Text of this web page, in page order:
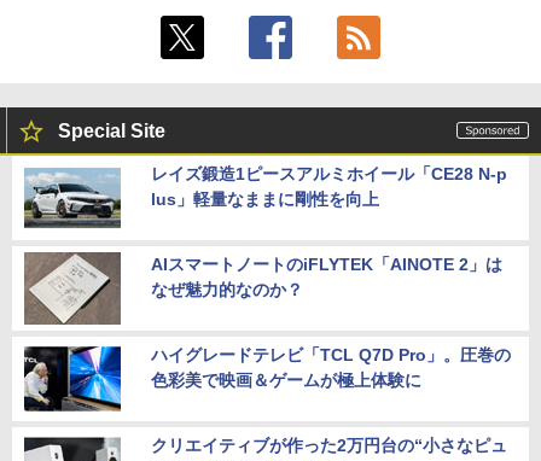
Special Site
レイズ鍛造1ピースアルミホイール「CE28 N-p
lus」軽量なままに剛性を向上
AIスマートノートのiFLYTEK「AINOTE 2」は
なぜ魅力的なのか？
ハイグレードテレビ「TCL Q7D Pro」。圧巻の
色彩美で映画＆ゲームが極上体験に
クリエイティブが作った2万円台の“小さなピュ